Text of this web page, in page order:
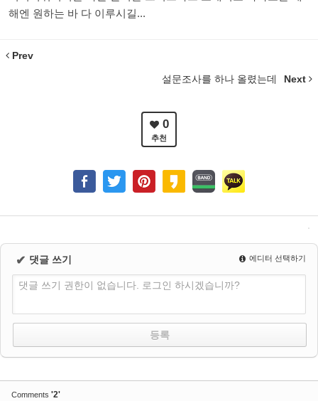
해엔 원하는 바 다 이루시길...
Prev
설문조사를 하나 올렸는데 Next
0
추천
✔ 댓글 쓰기 에디터 선택하기
댓글 쓰기 권한이 없습니다. 로그인 하시겠습니까?
Comments '2'